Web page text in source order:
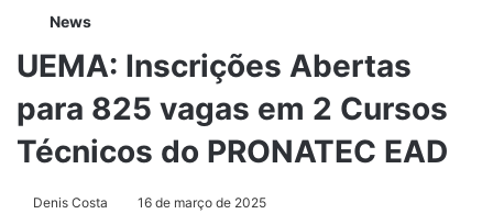
News
UEMA: Inscrições Abertas
para 825 vagas em 2 Cursos
Técnicos do PRONATEC EAD
Denis Costa 16 de março de 2025